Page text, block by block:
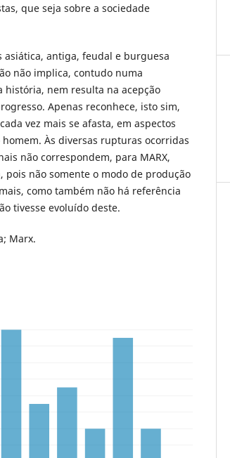
que seja sobre a sociedade
antiga, feudal e burguesa
não implica, contudo numa
nem resulta na acepção
Apenas reconhece, isto sim,
vez mais se afasta, em aspectos
Às diversas rupturas ocorridas
não correspondem, para MARX,
pois não somente o modo de produção
como também não há referência
tivesse evoluído deste.
Marx.